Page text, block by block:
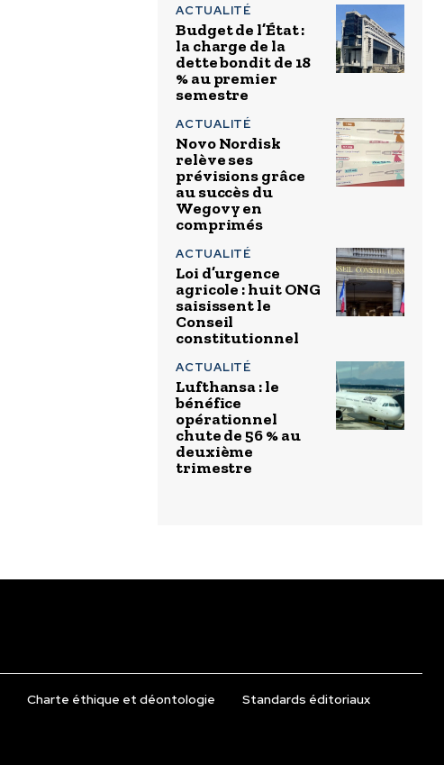
ACTUALITÉ
Budget de l’État :
la charge de la
dette bondit de 18
% au premier
semestre
ACTUALITÉ
Novo Nordisk
relève ses
prévisions grâce
au succès du
Wegovy en
comprimés
ACTUALITÉ
Loi d’urgence
agricole : huit ONG
saisissent le
Conseil
constitutionnel
ACTUALITÉ
Lufthansa : le
bénéfice
opérationnel
chute de 56 % au
deuxième
trimestre
Charte éthique et déontologie Standards éditoriaux